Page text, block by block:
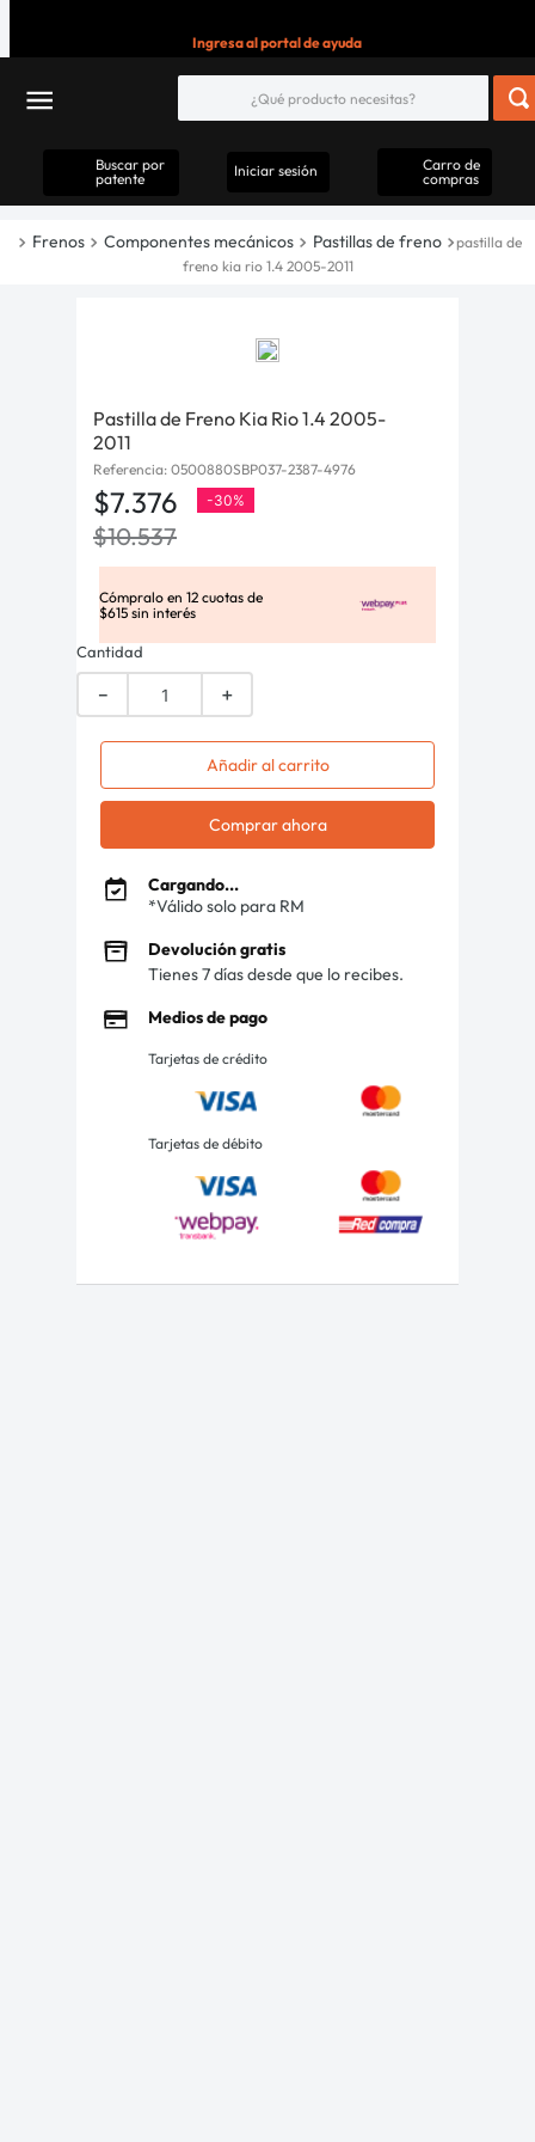
Ingresa al portal de ayuda
Buscar por
patente
Iniciar sesión
Carro de
compras
Frenos Componentes mecánicos Pastillas de freno
pastilla de
freno kia rio 1.4 2005-2011
Pastilla de Freno Kia Rio 1.4 2005-
2011
Referencia: 0500880SBP037-2387-4976
$7.376 -30%
$10.537
Cómpralo en 12 cuotas de
$615 sin interés
Cantidad
＋
－
Añadir al carrito
Comprar ahora
Cargando...
*Válido solo para RM
Devolución gratis
Tienes 7 días desde que lo recibes.
Medios de pago
Tarjetas de crédito
Tarjetas de débito